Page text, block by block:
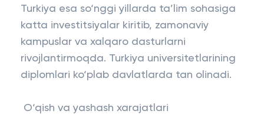
Turkiya esa so‘nggi yillarda ta’lim sohasiga
katta investitsiyalar kiritib, zamonaviy
kampuslar va xalqaro dasturlarni
rivojlantirmoqda. Turkiya universitetlarining
diplomlari ko‘plab davlatlarda tan olinadi.
O‘qish va yashash xarajatlari